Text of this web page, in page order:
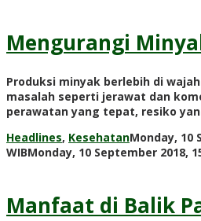
Mengurangi
Produksi minyak berlebih di
masalah seperti jerawat dan
perawatan yang tepat, resiko
Headlines, KesehatanMonday, 10
WIBMonday, 10 September 2018,
Manfaat di Balik